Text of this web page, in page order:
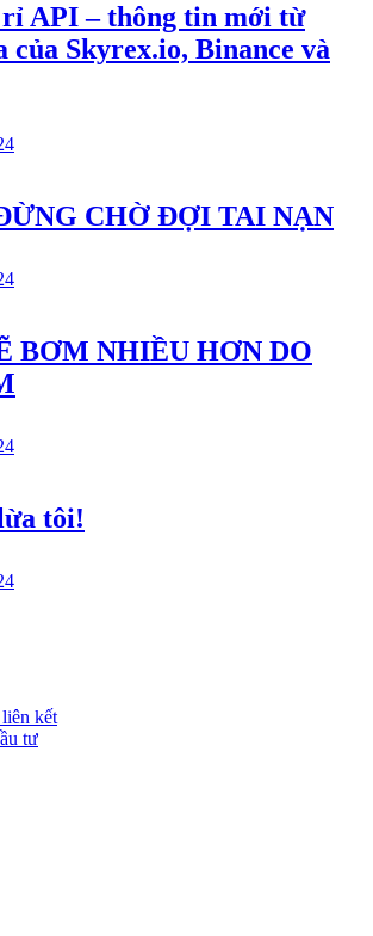
API – thông tin mới từ
của Skyrex.io, Binance và
CHỜ ĐỢI TAI NẠN
BƠM NHIỀU HƠN DO
tôi!
kết
tư